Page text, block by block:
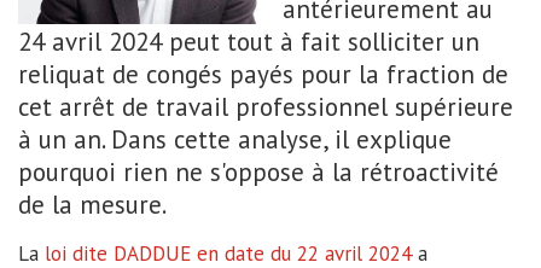
antérieurement au
24 avril 2024 peut tout à fait solliciter un
reliquat de congés payés pour la fraction de
cet arrêt de travail professionnel supérieure
à un an. Dans cette analyse, il explique
pourquoi rien ne s'oppose à la rétroactivité
de la mesure.
La loi dite DADDUE en date du 22 avril 2024a